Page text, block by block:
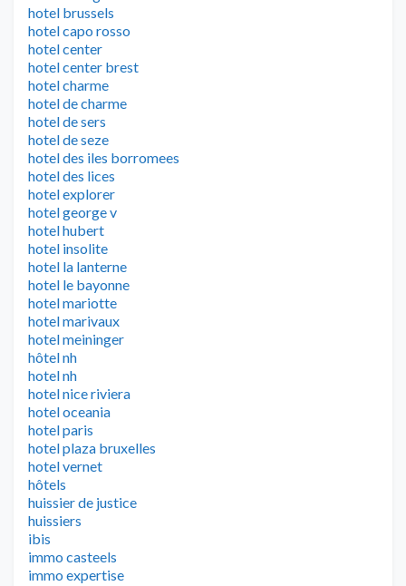
hotel brussels
hotel capo rosso
hotel center
hotel center brest
hotel charme
hotel de charme
hotel de sers
hotel de seze
hotel des iles borromees
hotel des lices
hotel explorer
hotel george v
hotel hubert
hotel insolite
hotel la lanterne
hotel le bayonne
hotel mariotte
hotel marivaux
hotel meininger
hôtel nh
hotel nh
hotel nice riviera
hotel oceania
hotel paris
hotel plaza bruxelles
hotel vernet
hôtels
huissier de justice
huissiers
ibis
immo casteels
immo expertise